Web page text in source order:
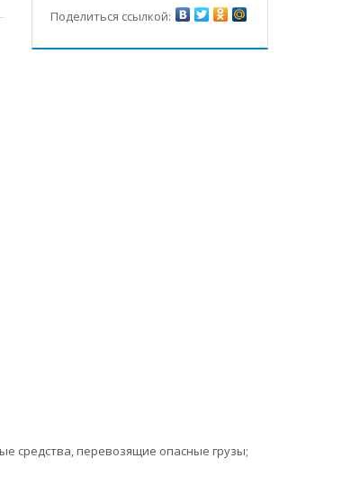
Поделиться ссылкой:
средства, перевозящие опасные грузы;